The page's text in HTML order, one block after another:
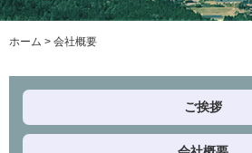
ホーム > 会社概要
ご挨拶